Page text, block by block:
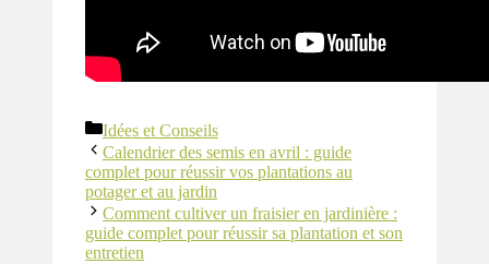
Catégories
Idées et Conseils
Calendrier des semis en avril : guide
complet pour réussir vos plantations au
potager et au jardin
Comment cultiver un fraisier en jardinière :
guide complet pour réussir sa plantation et son
entretien